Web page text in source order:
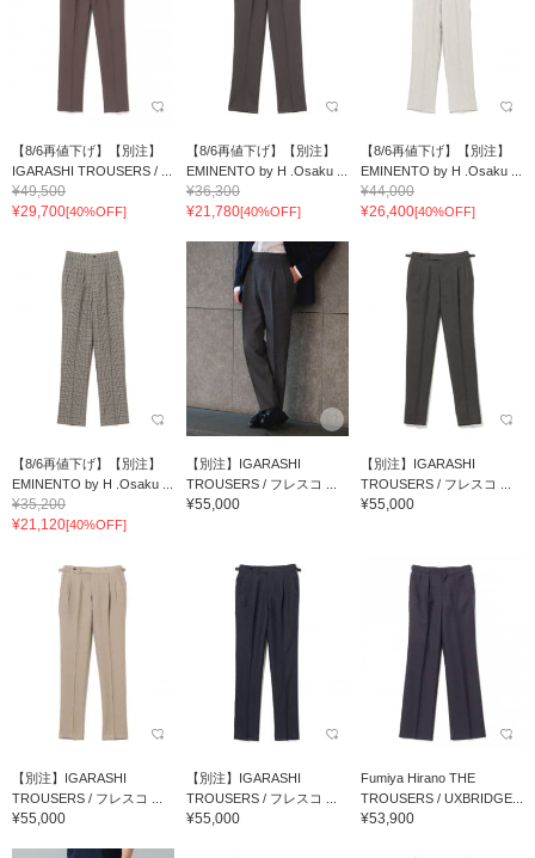
【8/6再値下げ】【別注】
IGARASHI TROUSERS / ...
¥49,500
¥29,700[40%OFF]
【8/6再値下げ】【別注】
EMINENTO by H .Osaku ...
¥36,300
¥21,780[40%OFF]
【8/6再値下げ】【別注】
EMINENTO by H .Osaku ...
¥44,000
¥26,400[40%OFF]
【8/6再値下げ】【別注】
EMINENTO by H .Osaku ...
¥35,200
¥21,120[40%OFF]
【別注】IGARASHI
TROUSERS / フレスコ ...
¥55,000
【別注】IGARASHI
TROUSERS / フレスコ ...
¥55,000
【別注】IGARASHI
TROUSERS / フレスコ ...
¥55,000
【別注】IGARASHI
TROUSERS / フレスコ ...
¥55,000
Fumiya Hirano THE
TROUSERS / UXBRIDGE...
¥53,900